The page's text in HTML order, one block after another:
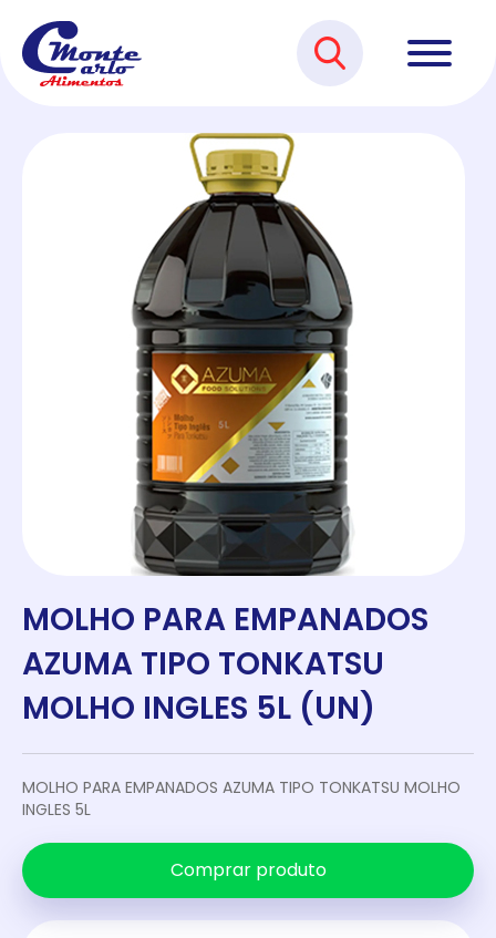
MOLHO PARA EMPANADOS
AZUMA TIPO TONKATSU
MOLHO INGLES 5L (UN)
MOLHO PARA EMPANADOS AZUMA TIPO TONKATSU MOLHO
INGLES 5L
Comprar produto